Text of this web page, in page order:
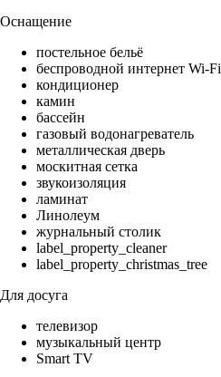
Оснащение
постельное бельё
беспроводной интернет Wi-Fi
кондиционер
камин
бассейн
газовый водонагреватель
металлическая дверь
москитная сетка
звукоизоляция
ламинат
Линолеум
журнальный столик
label_property_cleaner
label_property_christmas_tree
Для досуга
телевизор
музыкальный центр
Smart TV